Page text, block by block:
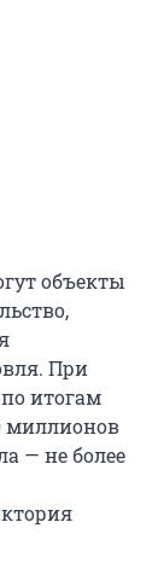
объекты
При
итогам
миллионов
— не более